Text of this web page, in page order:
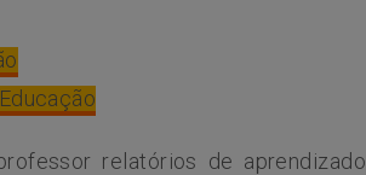
relatórios de aprendizado